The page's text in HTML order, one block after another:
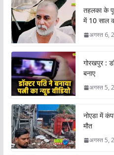
तहलका के
में 10 साल
अगस्त 6,
गोरखपुर :
बनाए
अगस्त 5,
नोएडा में
मौत
अगस्त 5,